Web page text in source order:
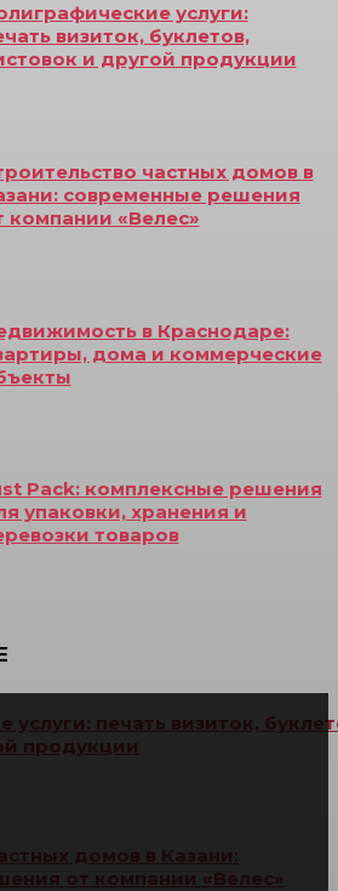
услуги:
визиток, буклетов,
и другой продукции
частных домов в
современные решения
компании «Велес»
в Краснодаре:
дома и коммерческие
Pack: комплексные решения
упаковки, хранения и
товаров
услуги: печать визиток,
продукции
домов в Казани:
от компании «Велес»